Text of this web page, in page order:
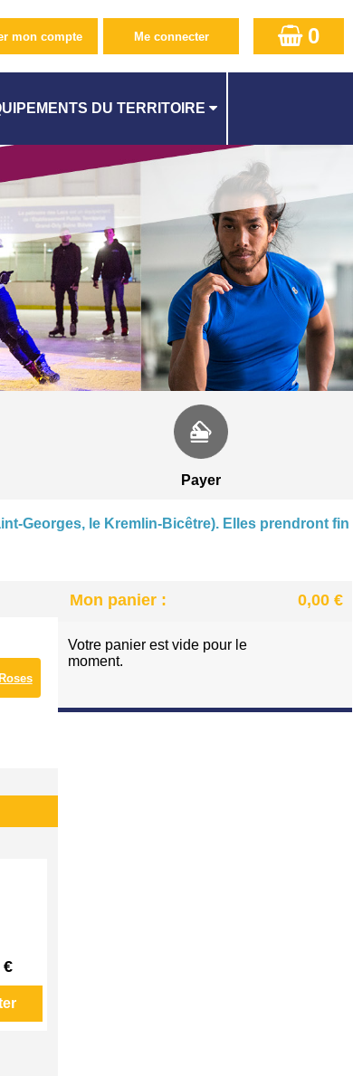
0
DU TERRITOIRE
CAMILLE MUFFAT AU KREMLIN-BICÊTRE
AQUATIQUE À ATHIS-MONS
SUZANNE BERLIOUX À JUVISY
À CACHAN
À L'HAŸ-LES-ROSES
MÉLINÉE MANOUCHIAN À FRESNES
DES LACS À VIRY-CHATILLON
NAUTIQUE YOURI GAGARINE À VILLEJUIF
NAUTIQUE À VILLENEUVE-SAINT-
DES LACS À VIRY-CHATILLON
Payer
Georges, le Kremlin-Bicêtre). Elles prendront fin
€
Mon panier : 0,00 €
Votre panier est vide pour le
moment.